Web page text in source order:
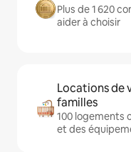
Plus de 1 620
aider à choisir
Locations de
familles
100 logements
et des